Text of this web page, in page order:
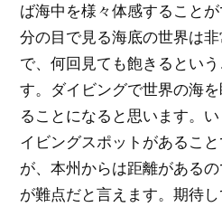
ば海中を様々体感すること
分の目で見る海底の世界は
で、何回見ても飽きるとい
す。ダイビングで世界の海
ることになると思います。
イビングスポットがあるこ
が、本州からは距離がある
が難点だと言えます。期待